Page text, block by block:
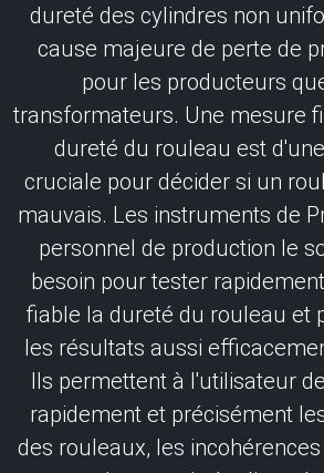
dureté des cylindres non
cause majeure de perte de
pour les producteurs
transformateurs. Une mesure
dureté du rouleau est
cruciale pour décider si un
mauvais. Les instruments de
personnel de production le
besoin pour tester
fiable la dureté du rouleau et
les résultats aussi
Ils permettent à l'utilisateur
rapidement et précisément
des rouleaux, les